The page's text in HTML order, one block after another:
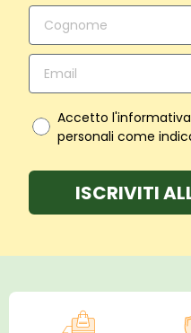
Accetto
personali come
ISCRIVITI